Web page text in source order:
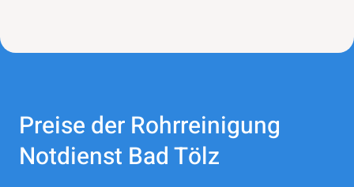
Preise der Rohrreinigung
Notdienst Bad Tölz